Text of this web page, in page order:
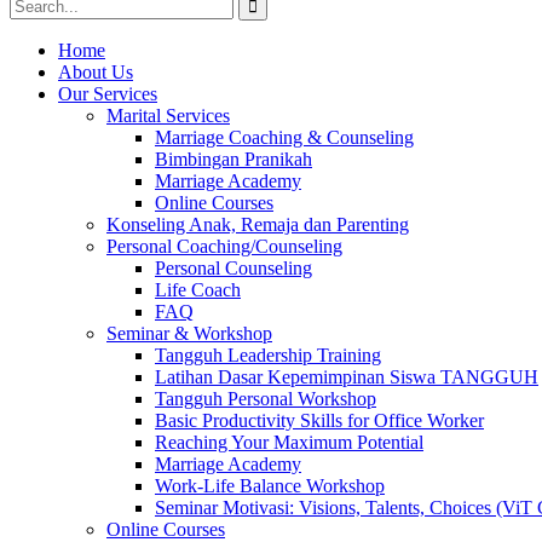
for:
Home
About Us
Our Services
Marital Services
Marriage Coaching & Counseling
Bimbingan Pranikah
Marriage Academy
Online Courses
Konseling Anak, Remaja dan Parenting
Personal Coaching/Counseling
Personal Counseling
Life Coach
FAQ
Seminar & Workshop
Tangguh Leadership Training
Latihan Dasar Kepemimpinan Siswa TANGGUH
Tangguh Personal Workshop
Basic Productivity Skills for Office Worker
Reaching Your Maximum Potential
Marriage Academy
Work-Life Balance Workshop
Seminar Motivasi: Visions, Talents, Choices (ViT
Online Courses